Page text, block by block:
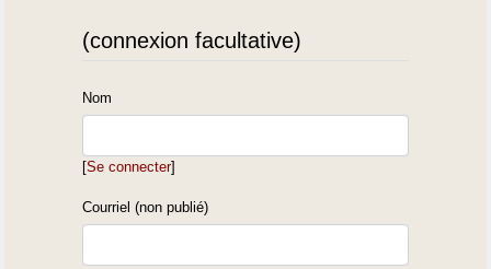
(connexion facultative)
Nom
[Se connecter]
Courriel (non publié)